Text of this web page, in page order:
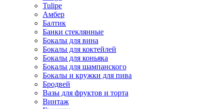
Tulipe
Амбер
Балтик
Банки стеклянные
Бокалы для вина
Бокалы для коктейлей
Бокалы для коньяка
Бокалы для шампанского
Бокалы и кружки для пива
Бродвей
Вазы для фруктов и торта
Винтаж